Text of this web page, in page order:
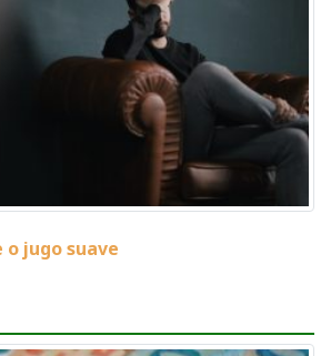
o jugo suave